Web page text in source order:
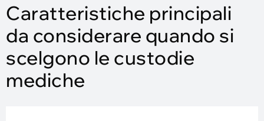
Caratteristiche principali
da considerare quando si
scelgono le custodie
mediche